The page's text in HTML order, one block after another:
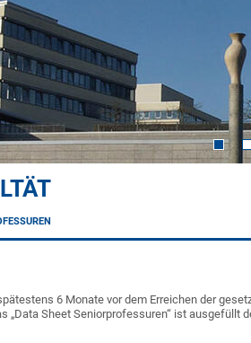
6 Monate vor dem Erreichen der
„Data Sheet Seniorprofessuren“ ist ausgefüllt